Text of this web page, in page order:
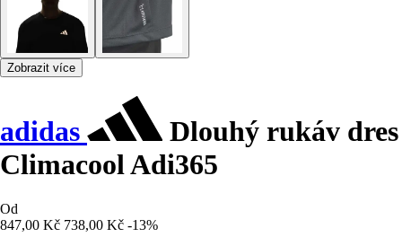
Zobrazit více
adidas
Dlouhý rukáv dres
Climacool Adi365
Od
847,00 Kč 738,00 Kč -13%